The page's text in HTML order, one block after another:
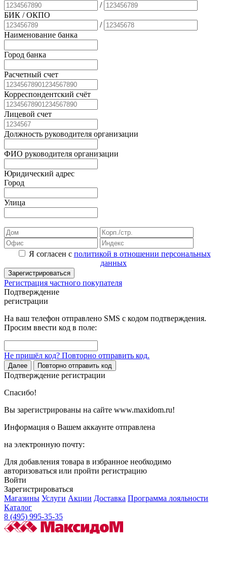
/
БИК / ОКПО
/
Наименование банка
Город банка
Расчетный счет
Корреспондентский счёт
Лицевой счет
Должность руководителя организации
ФИО руководителя организации
Юридический адрес
Город
Улица
Я согласен с политикой в отношении персональных
данных
Зарегистрироваться
Регистрация частного покупателя
Подтверждение
регистрации
На ваш телефон отправлено SMS с кодом подтверждения.
Просим ввести код в поле:
Не пришёл код? Повторно отправить код.
Далее Повторно отправить код
Подтверждение регистрации
Спасибо!
Вы зарегистрированы на сайте www.maxidom.ru!
Информация о Вашем аккаунте отправлена
на электронную почту:
Для добавления товара в избранное необходимо
авторизоваться или пройти регистрацию
Войти
Зарегистрироваться
Магазины Услуги Акции Доставка Программа лояльности
Каталог
8 (495) 995-35-35